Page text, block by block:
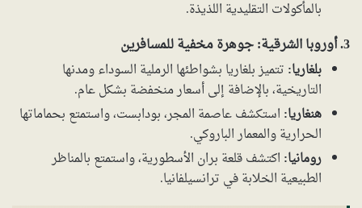
بالمأكولات التقليدية اللذيذة.
3. أوروبا الشرقية: جوهرة مخفية للمسافرين
بلغاريا: تتميز بلغاريا بشواطئها الرملية السوداء ومدنها
التاريخية، بالإضافة إلى أسعار منخفضة بشكل عام.
هنغاريا: استكشف عاصمة المجر، بودابست، واستمتع بحماماتها
الحرارية والمعمار الباروكي.
رومانيا: اكتشف قلعة بران الأسطورية، واستمتع بالمناظر
الطبيعية الخلابة في ترانسيلفانيا.